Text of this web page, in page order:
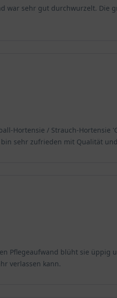
war sehr gut durchwurzelt. Die
Hortensie / Strauch-
sehr zufrieden mit Qualität
Pflegeaufwand blüht sie
verlassen kann.